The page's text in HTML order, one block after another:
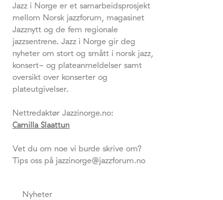
Jazz i Norge er et samarbeidsprosjekt
mellom Norsk jazzforum, magasinet
Jazznytt og de fem regionale
jazzsentrene. Jazz i Norge gir deg
nyheter om stort og smått i norsk jazz,
konsert- og plateanmeldelser samt
oversikt over konserter og
plateutgivelser.
Nettredaktør Jazzinorge.no:
Camilla Slaattun
Vet du om noe vi burde skrive om?
Tips oss på jazzinorge@jazzforum.no
Nyheter